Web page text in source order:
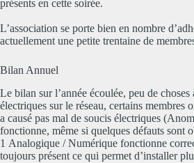
présents en cette soirée.
L’association se porte bien en nombre
actuellement une petite trentaine de
Bilan Annuel
Le bilan sur l’année écoulée, peu de
électriques sur le réseau, certains
a causé pas mal de soucis électriques
fonctionne, même si quelques défauts sont
1 Analogique / Numérique fonctionne
toujours présent ce qui permet d’installer